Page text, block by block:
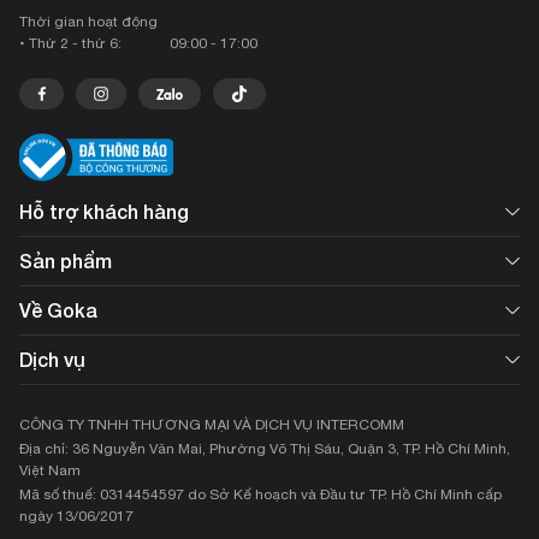
Thời gian hoạt động
• Thứ 2 - thứ 6:
09:00 - 17:00
Hỗ trợ khách hàng
Sản phẩm
Về Goka
Dịch vụ
CÔNG TY TNHH THƯƠNG MẠI VÀ DỊCH VỤ INTERCOMM
Địa chỉ: 36 Nguyễn Văn Mai, Phường Võ Thị Sáu, Quận 3, TP. Hồ Chí Minh,
Việt Nam
Mã số thuế: 0314454597 do Sở Kế hoạch và Đầu tư TP. Hồ Chí Minh cấp
ngày 13/06/2017